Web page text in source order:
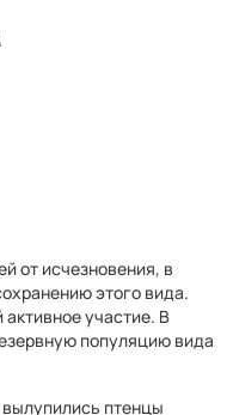
от исчезновения, в
этого вида.
участие. В
популяцию вида
птенцы